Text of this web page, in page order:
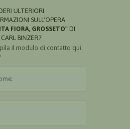
ULTERIORI
SULL'OPERA
FIORA, GROSSETO" DI
BINZER?
il modulo di contatto qui